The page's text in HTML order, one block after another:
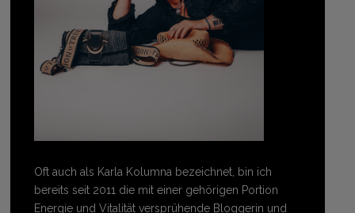
Oft auch als Karla Kolumna bezeichnet, bin ich
bereits seit 2011 die mit einer gehörigen Portion
Energie und Vitalität versprühende Bloggerin und